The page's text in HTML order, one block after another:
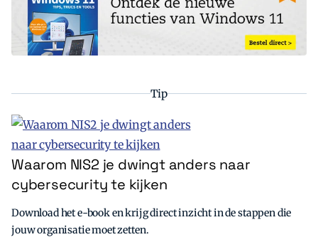
Tip
Waarom NIS2 je dwingt anders naar
cybersecurity te kijken
Download het e-book en krijg direct inzicht in de stappen die
jouw organisatie moet zetten.